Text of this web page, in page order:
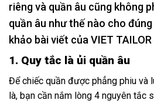
riêng và quần âu cũng không
quần âu như thế nào cho
khảo bài viết củaVIET TAILOR
1. Quy tắc là ủi quần âu
Để chiếc quần được phẳng phiu và
là, bạn cần nắm lòng 4 nguyên tắc